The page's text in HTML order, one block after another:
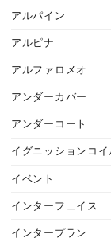
アルパイン
アルピナ
アルファロメオ
アンダーカバー
アンダーコート
イグニッションコイ
イベント
インターフェイス
インタープラン